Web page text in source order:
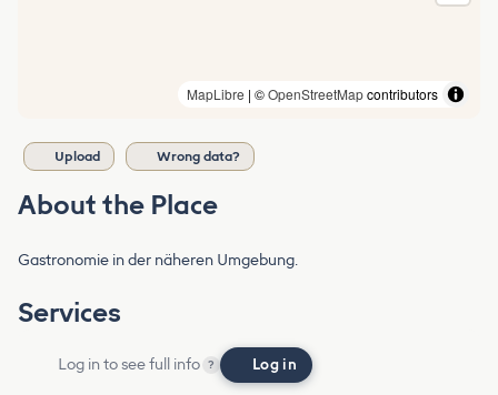
MapLibre | ©OpenStreetMapcontributors
Upload Wrong data?
About the Place
Gastronomie in der näheren Umgebung.
Services
Log in to see full info ? Log in